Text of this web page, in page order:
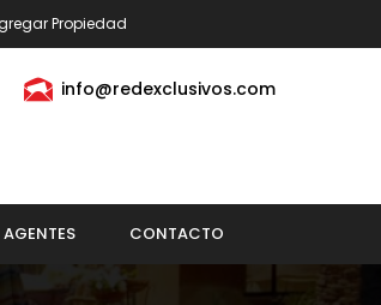
Propiedad
info@redexclusivos.com
AGENTES CONTACTO